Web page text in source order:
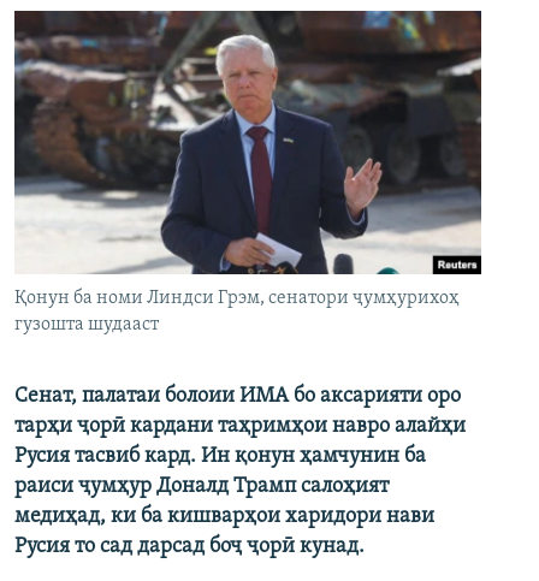
Қонун ба номи Линдси Грэм, сенатори ҷумҳурихоҳ
гузошта шудааст
Сенат, палатаи болоии ИМА бо аксарияти оро
тарҳи ҷорӣ кардани таҳримҳои навро алайҳи
Русия тасвиб кард. Ин қонун ҳамчунин ба
раиси ҷумҳур Доналд Трамп салоҳият
медиҳад, ки ба кишварҳои харидори нави
Русия то сад дарсад боҷ ҷорӣ кунад.